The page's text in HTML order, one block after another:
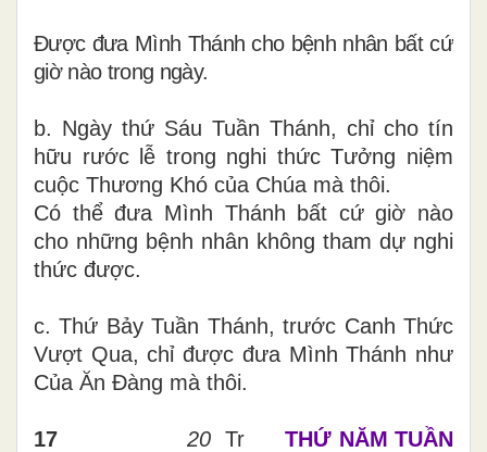
Được đưa Mình Thánh cho bệnh nhân bất cứ
giờ nào trong ngày.
b. Ngày thứ Sáu Tuần Thánh, chỉ cho tín
hữu rước lễ trong nghi thức Tưởng niệm
cuộc Thương Khó của Chúa mà thôi.
Có thể đưa Mình Thánh bất cứ giờ nào
cho những bệnh nhân không tham dự nghi
thức được.
c. Thứ Bảy Tuần Thánh, trước Canh Thức
Vượt Qua, chỉ được đưa Mình Thánh như
Của Ăn Đàng mà thôi.
17 20 TrTHỨ NĂM TUẦN